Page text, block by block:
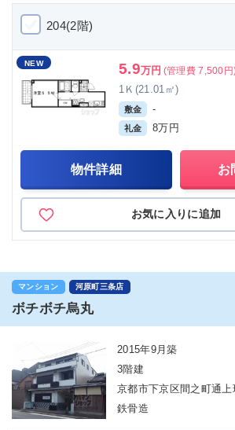
204(2階)
NEW 5.9万円 (管理費 7,500円
1Ｋ(21.01㎡)
敷金 -
礼金 8万円
物件詳細 お
お気に入りに追加
マンション 河原町三条店
ボチボチ烏丸
2015年9月築
3階建
京都市下京区間之町通
鉄骨造